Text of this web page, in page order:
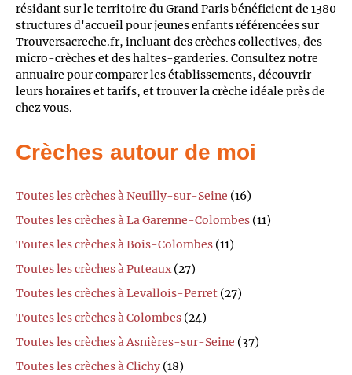
résidant sur le territoire du Grand Paris bénéficient de 1380
structures d'accueil pour jeunes enfants référencées sur
Trouversacreche.fr, incluant des crèches collectives, des
micro-crèches et des haltes-garderies. Consultez notre
annuaire pour comparer les établissements, découvrir
leurs horaires et tarifs, et trouver la crèche idéale près de
chez vous.
Crèches autour de moi
Toutes les crèches à Neuilly-sur-Seine (16)
Toutes les crèches à La Garenne-Colombes (11)
Toutes les crèches à Bois-Colombes (11)
Toutes les crèches à Puteaux(27)
Toutes les crèches à Levallois-Perret (27)
Toutes les crèches à Colombes (24)
Toutes les crèches à Asnières-sur-Seine (37)
Toutes les crèches à Clichy (18)